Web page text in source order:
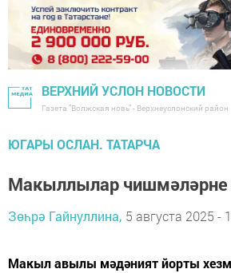
ВЕРХНИЙ УСЛОН НОВОСТИ
Газета "Волжская новь" - Верхнеуслонский район
ЮГАРЫ ОСЛАН. ТАТАРЧА
Макыллылар чишмәләрне
Зөһрә Гайнуллина, 5 августа 2025 -
Макыл авылы мәдәният йорты